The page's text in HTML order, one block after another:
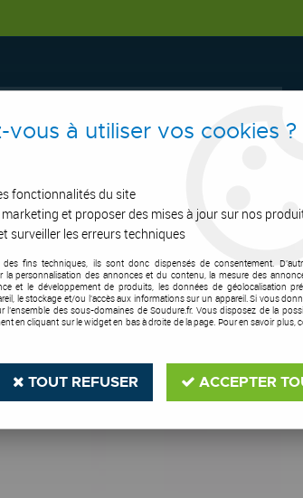
OUTILS DE COUPE SOUDURE E.P.I
haute dépression>Cartouche filtrante
vous à utiliser vos cookies ?
fonctionnalités du site
et proposer des mises à jour sur nos
surveiller les erreurs techniques
des fins techniques, ils sont donc dispensés de consentement.
la personnalisation des annonces et du contenu, la mesure des
et le développement de produits, les données de géolocalisation
le stockage et/ou l'accès aux informations sur un appareil. Si vous
l’ensemble des sous-domaines de Soudure.fr. Vous disposez de la
en cliquant sur le widget en bas à droite de la page. Pour en savoir plus,
TOUT REFUSER ACCEPTER